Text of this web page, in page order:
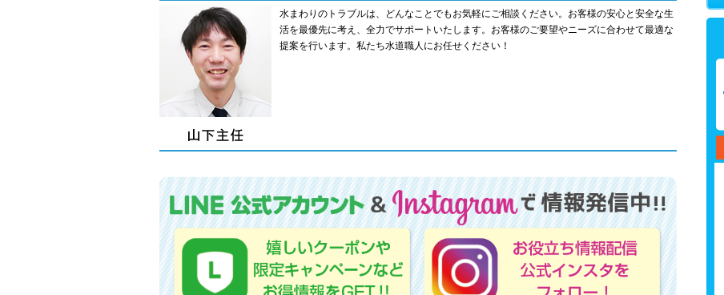
水まわりのトラブルは、どんなことでもお気軽にご相談ください。お客様の安心と安全な生
活を最優先に考え、全力でサポートいたします。お客様のご要望やニーズに合わせて最適な
提案を行います。私たち水道職人にお任せください！